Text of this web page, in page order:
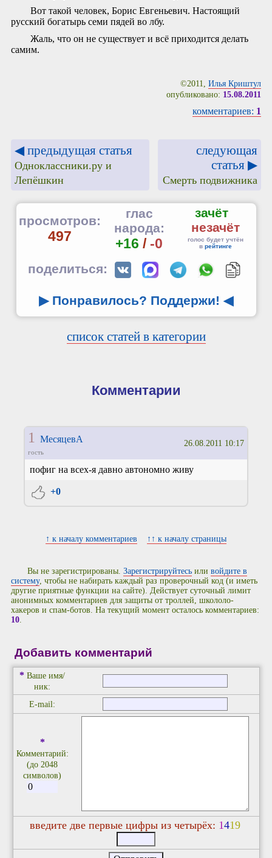
Вот такой человек, Борис Евгеньевич. Настоящий
русский богатырь семи пядей во лбу.
Жаль, что он не существует и всё приходится делать
самим.
©2011, Илья Криштул
опубликовано: 15.08.2011
комментариев: 1
◀ предыдущая статья
Одноклассники.ру и
Лепёшкин
следующая
статья ▶
Смерть подвижника
просмотров:
497
глас
народа:
+16 / -0
зачёт
незачёт
голос будет учтён
в рейтинге
поделиться:
▶ Понравилось? Поддержи! ◀
список статей в категории
Комментарии
1 МесяцевА
гость
26.08.2011 10:17
пофиг на всех-я давно автономно живу
+0
↑ к началу комментариев ↑↑ к началу страницы
Вы не зарегистрированы.Зарегистрируйтесь иливойдите в
систему, чтобы не набирать каждый раз проверочный код (и иметь
другие приятные функции на сайте). Действует суточный лимит
анонимных комментариев для защиты от троллей, школоло-
хакеров и спам-ботов. На текущий момент осталось комментариев:
10.
Добавить комментарий
* Ваше имя/
ник:
E-mail:
*
Комментарий:
(до 2048
символов)
введите две первые цифры из четырёх: 1419